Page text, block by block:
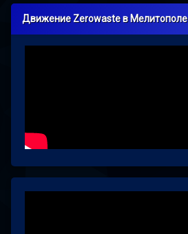
Движение Zerowaste в Мелитополе